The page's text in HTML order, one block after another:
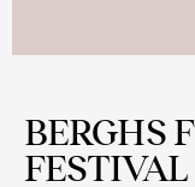
BERGHS
FESTIVAL